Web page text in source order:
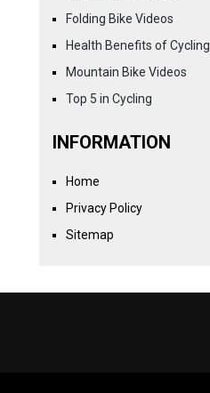
Folding Bike Videos
Health Benefits of Cycling
Mountain Bike Videos
Top 5 in Cycling
INFORMATION
Home
Privacy Policy
Sitemap